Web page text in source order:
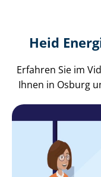
Heid
Erfahren Sie im
Ihnen in Osburg